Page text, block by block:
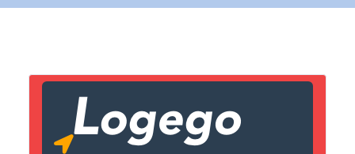
Lien vers inscription (sera inclus dans courriel)
Copier lien
X Fermer